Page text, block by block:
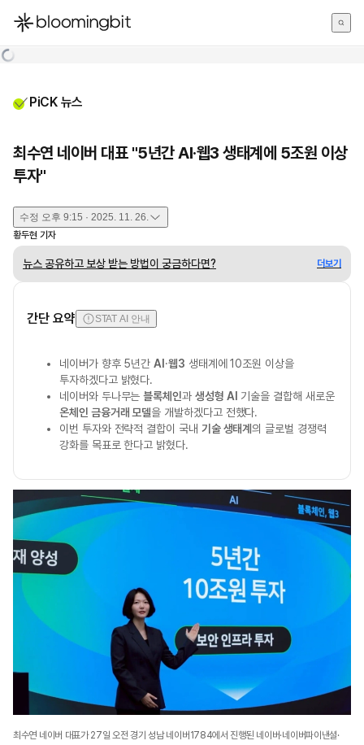
한국어
PiCK 뉴스
최수연 네이버 대표 "5년간 AI·웹3 생태계에 5조원 이상
투자"
수정 오후 9:15 · 2025. 11. 26.
황두현 기자
뉴스 공유하고 보상 받는 방법이 궁금하다면? 더보기
간단 요약 STAT AI 안내
네이버가 향후 5년간AI ·웹3 생태계에 10조원 이상을
투자하겠다고 밝혔다.
네이버와 두나무는블록체인과 생성형 AI 기술을 결합해 새로운
온체인 금융거래 모델을 개발하겠다고 전했다.
이번 투자와 전략적 결합이 국내 기술 생태계의 글로벌 경쟁력
강화를 목표로 한다고 밝혔다.
최수연 네이버 대표가 27일 오전 경기 성남 네이버1784에서 진행된 네이버·네이버파이낸셜·